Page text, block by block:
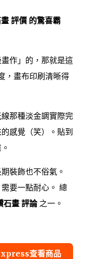
評價 的驚喜霸
作」的，那就是這
，畫布印刷清晰得
那種淡金調實際完
感覺（笑）。貼到
裝飾也不俗氣。
要一點耐心。 總
石畫 評論之一。
查看商品